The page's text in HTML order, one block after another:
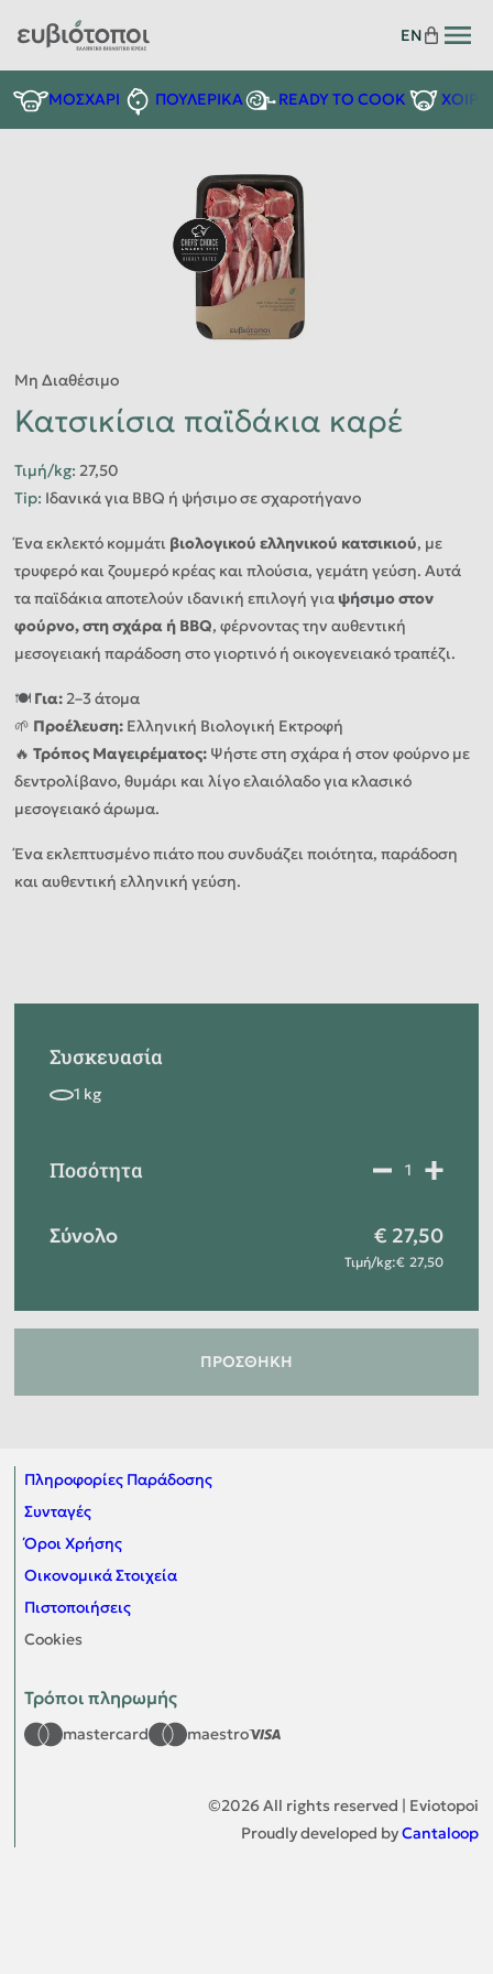
EN
ΜΟΣΧΑΡΙ ΠΟΥΛΕΡΙΚΑ READY TO COOK
Μη Διαθέσιμο
Κατσικίσια παϊδάκια καρέ
Τιμή/kg: 27,50
Tip: Ιδανικά για BBQ ή ψήσιμο σε σχαροτήγανο
Ένα εκλεκτό κομμάτι βιολογικού ελληνικού κατσικιού, με
τρυφερό και ζουμερό κρέας και πλούσια, γεμάτη γεύση. Αυτά
τα παϊδάκια αποτελούν ιδανική επιλογή γιαψήσιμο στον
φούρνο, στη σχάρα ή BBQ, φέρνοντας την αυθεντική
μεσογειακή παράδοση στο γιορτινό ή οικογενειακό τραπέζι.
🍽️ Για:2–3 άτομα
🌱 Προέλευση:Ελληνική Βιολογική Εκτροφή
🔥 Τρόπος Μαγειρέματος:Ψήστε στη σχάρα ή στον φούρνο με
δεντρολίβανο, θυμάρι και λίγο ελαιόλαδο για κλασικό
μεσογειακό άρωμα.
Ένα εκλεπτυσμένο πιάτο που συνδυάζει ποιότητα, παράδοση
και αυθεντική ελληνική γεύση.
Συσκευασία
Ποσότητα
Σύνολο 27,50
Τιμή/kg: 27,50
ΠΡΟΣΘΉΚΗ
Πληροφορίες Παράδοσης
Συνταγές
Όροι Χρήσης
Οικονομικά Στοιχεία
Πιστοποιήσεις
Cookies
Τρόποι πληρωμής
mastercard maestro
©2026All rights reserved | Eviotopoi
Proudly developed byCantaloop